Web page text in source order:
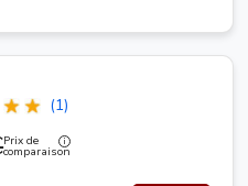
(1)
Prix de
comparaison